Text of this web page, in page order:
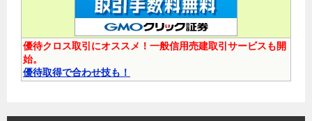
優待クロス取引にオススメ！一般信用売建取引サービスも開
始。
優待取得で合わせ技も！